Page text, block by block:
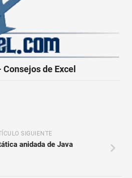
de Excel
SIGUIENTE
anidada de Java